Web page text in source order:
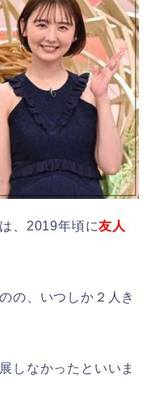
、2019年頃に友人
の、いつしか２人き
しなかったといいま